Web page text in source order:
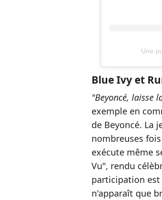
Une
Blue Ivy et
"Beyoncé, laisse
exemple en
de Beyoncé. La
nombreuses
exécute même
Vu", rendu
participation est
n'apparaît que